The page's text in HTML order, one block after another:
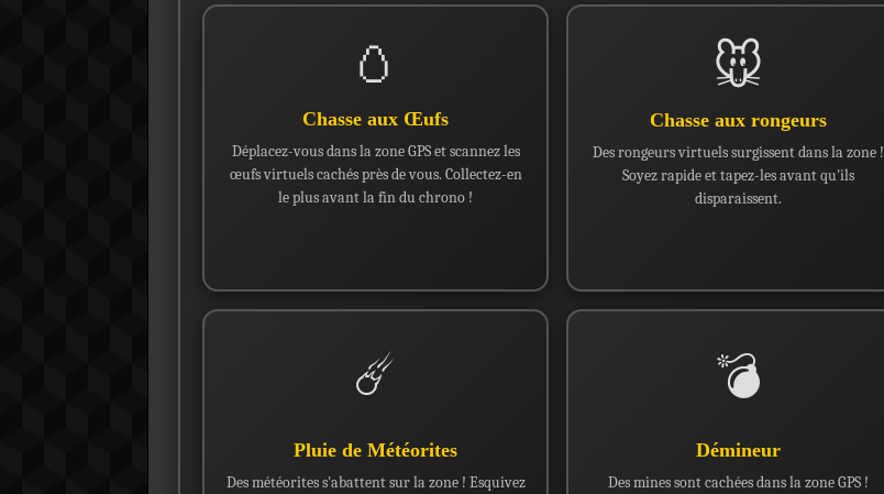
🥚
Chasse aux Œufs
Déplacez-vous dans la zone GPS et scannez les
œufs virtuels cachés près de vous. Collectez-en
le plus avant la fin du chrono !
🐭
Chasse aux rongeurs
Des rongeurs virtuels surgissent dans la zone !
Soyez rapide et tapez-les avant qu'ils
disparaissent.
☄️
Pluie de Météorites
Des météorites s'abattent sur la zone ! Esquivez
💣
Démineur
Des mines sont cachées dans la zone GPS !